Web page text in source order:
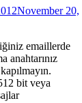
November 20,
emaillerde
anahtarınız
bit veya